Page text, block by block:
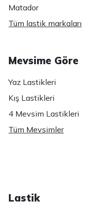
Matador
Tüm lastik markaları
Mevsime Göre
Yaz Lastikleri
Kış Lastikleri
4 Mevsim Lastikleri
Tüm Mevsimler
Lastik